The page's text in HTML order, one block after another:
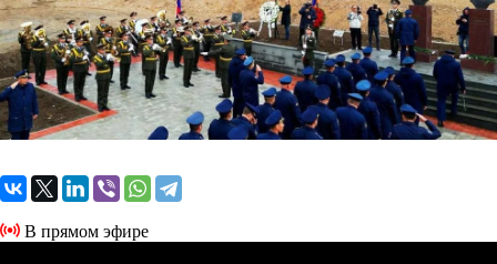
В прямом эфире